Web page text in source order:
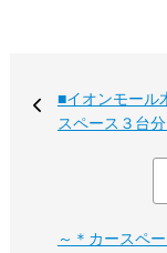
■イオンモール
スペース３台
～＊カースペ